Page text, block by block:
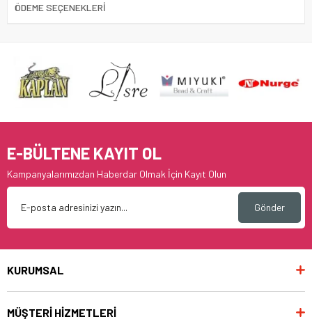
ÖDEME SEÇENEKLERI
E-BÜLTENE KAYIT OL
Kampanyalarımızdan Haberdar Olmak İçin Kayıt Olun
Gönder
KURUMSAL
MÜŞTERİ HİZMETLERİ